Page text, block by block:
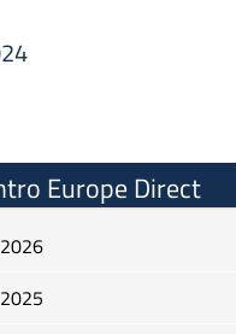
Europe Direct